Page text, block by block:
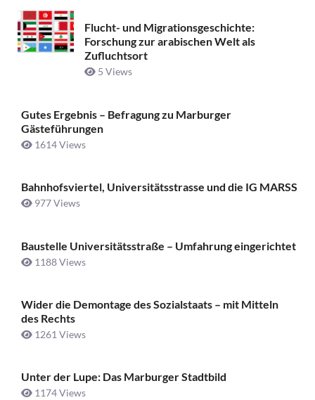
Flucht- und Migrationsgeschichte:
Forschung zur arabischen Welt als
Zufluchtsort
5 Views
Gutes Ergebnis – Befragung zu Marburger
Gästeführungen
1614 Views
Bahnhofsviertel, Universitätsstrasse und die IG MARSS
977 Views
Baustelle Universitätsstraße ­– Umfahrung eingerichtet
1188 Views
Wider die Demontage des Sozialstaats – mit Mitteln
des Rechts
1261 Views
Unter der Lupe: Das Marburger Stadtbild
1174 Views